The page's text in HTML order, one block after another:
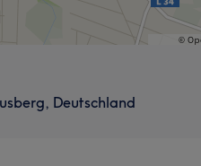
Deutschland